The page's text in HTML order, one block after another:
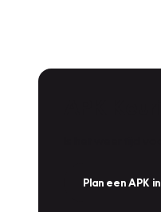
Plan een APK in